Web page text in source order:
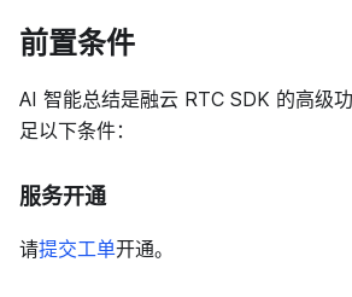
前置条件
AI 智能总结是融云 RTC SDK 的高级
足以下条件：
服务开通
请提交工单开通。